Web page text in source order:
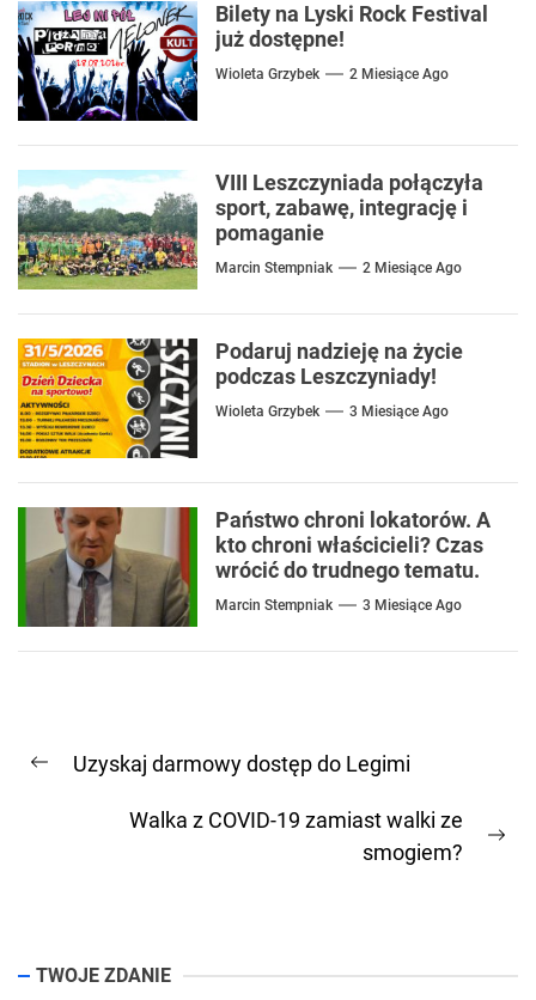
Bilety na Lyski Rock Festival
już dostępne!
Wioleta Grzybek 2 Miesiące Ago
VIII Leszczyniada połączyła
sport, zabawę, integrację i
pomaganie
Marcin Stempniak 2 Miesiące Ago
Podaruj nadzieję na życie
podczas Leszczyniady!
Wioleta Grzybek 3 Miesiące Ago
Państwo chroni lokatorów. A
kto chroni właścicieli? Czas
wrócić do trudnego tematu.
Marcin Stempniak 3 Miesiące Ago
wpisu
Previous
Uzyskaj darmowy dostęp do Legimi
Walka z COVID-19 zamiast walki ze
smogiem?
TWOJE ZDANIE